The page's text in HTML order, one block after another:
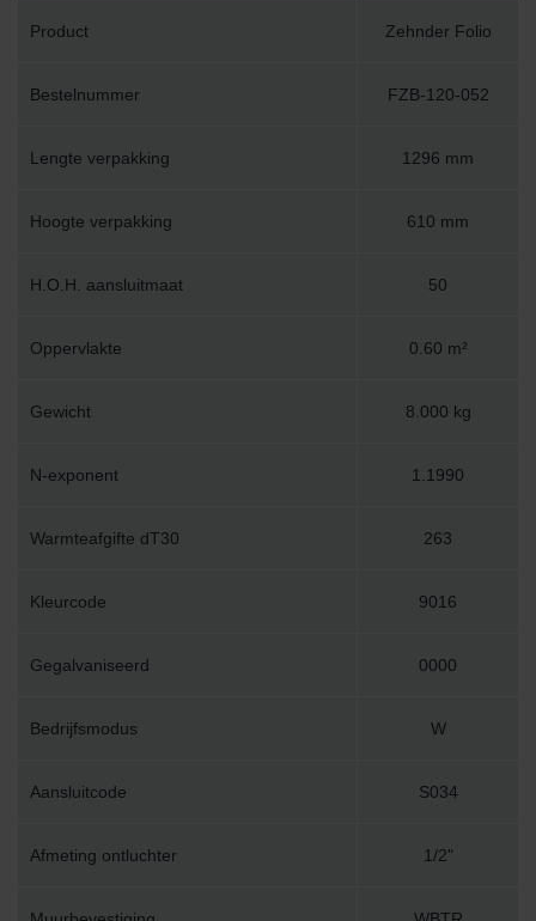
Product Zehnder Folio
Bestelnummer FZB-120-052
Lengte verpakking 1296 mm
Hoogte verpakking 610 mm
H.O.H. aansluitmaat 50
Oppervlakte 0.60 m²
Gewicht 8.000 kg
N-exponent 1.1990
Warmteafgifte dT30 263
Kleurcode 9016
Gegalvaniseerd 0000
Bedrijfsmodus W
Aansluitcode S034
Afmeting ontluchter 1/2"